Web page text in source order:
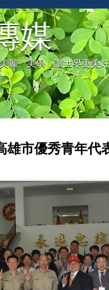
媒
麗、美學，讓世界更美
雄市優秀青年代